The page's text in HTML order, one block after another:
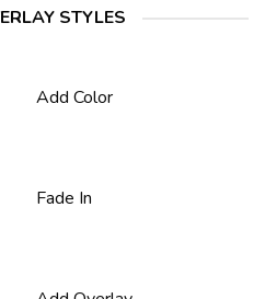
STYLES
Add Color
Fade In